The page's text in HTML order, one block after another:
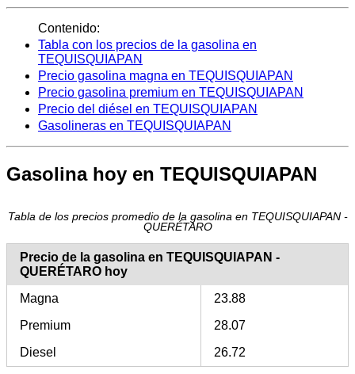
Contenido:
Tabla con los precios de la gasolina en
TEQUISQUIAPAN
Precio gasolina magna en TEQUISQUIAPAN
Precio gasolina premium en TEQUISQUIAPAN
Precio del diésel en TEQUISQUIAPAN
Gasolineras en TEQUISQUIAPAN
Gasolina hoy en TEQUISQUIAPAN
Tabla de los precios promedio de la gasolina en TEQUISQUIAPAN -
QUERÉTARO
Precio de la gasolina en TEQUISQUIAPAN -
QUERÉTARO hoy
Magna
23.88
Premium
28.07
Diesel
26.72